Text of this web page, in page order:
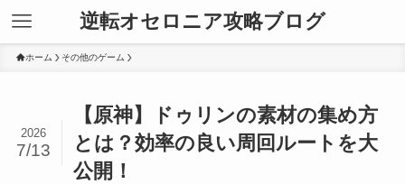
逆転オセロニア攻略ブログ
ホーム その他のゲーム
【原神】ドゥリンの素材の集め方
とは？効率の良い周回ルートを大
公開！
2026
7/13